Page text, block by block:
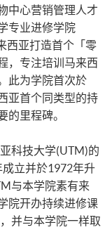
中心营销管理人才
专业进修学院
西亚打造首个「零
，专注培训马来西
此为学院首次於
亚首个同类型的持
的里程碑。
科技大学(UTM)的
立并於1972年升
与本学院素有来
院开办持续进修课
并与本学院一样取